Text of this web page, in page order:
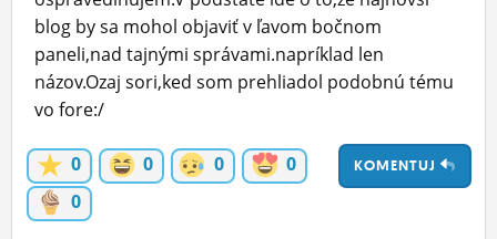
BLOGY
OBRÁZKY
MÔJ PROFIL
NASTAVENIA
blog by sa mohol objaviť v ľavom bočnom
paneli,nad tajnými správami.napríklad len
názov.Ozaj sori,ked som prehliadol podobnú tému
vo fore:/
KOMENTUJ
0 0 0
0
0